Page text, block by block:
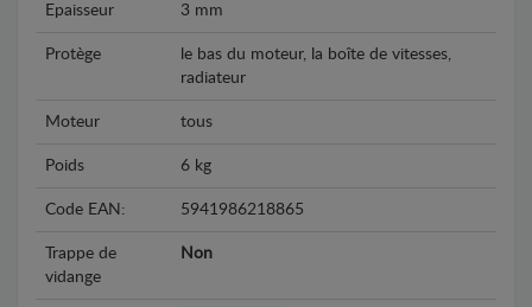
Epaisseur 3 mm
Protège
le bas du moteur, la boîte de vitesses,
radiateur
Moteur tous
Poids 6 kg
Code EAN: 5941986218865
Trappe de
vidange
Non